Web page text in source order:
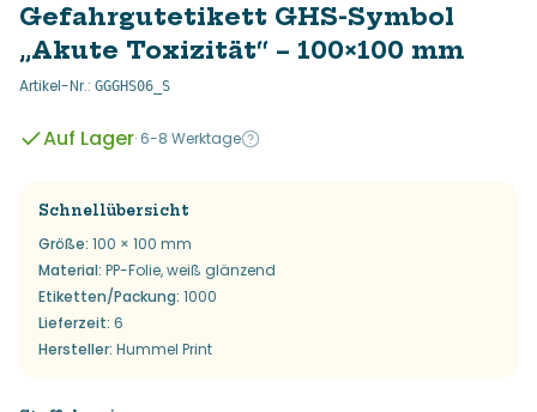
Gefahrgutetikett GHS-Symbol
„Akute Toxizität“ – 100×100 mm
Artikel-Nr.: GGGHS06_S
Auf Lager· 6-8 Werktage
Schnellübersicht
Größe: 100 × 100 mm
Material: PP-Folie, weiß glänzend
Etiketten/Packung: 1000
Lieferzeit: 6
Hersteller: Hummel Print